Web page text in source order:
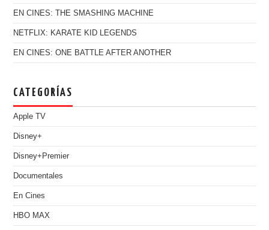
EN CINES: THE SMASHING MACHINE
NETFLIX: KARATE KID LEGENDS
EN CINES: ONE BATTLE AFTER ANOTHER
CATEGORÍAS
Apple TV
Disney+
Disney+Premier
Documentales
En Cines
HBO MAX